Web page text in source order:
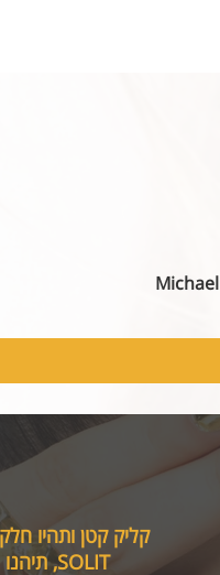
קליק קטן ותהיו
SOLIT, תיהנו מהטבות בלעדיות